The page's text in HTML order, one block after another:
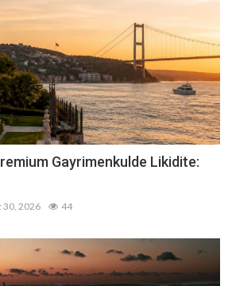
Gayrimenkulde Likidite:
30, 2026 44